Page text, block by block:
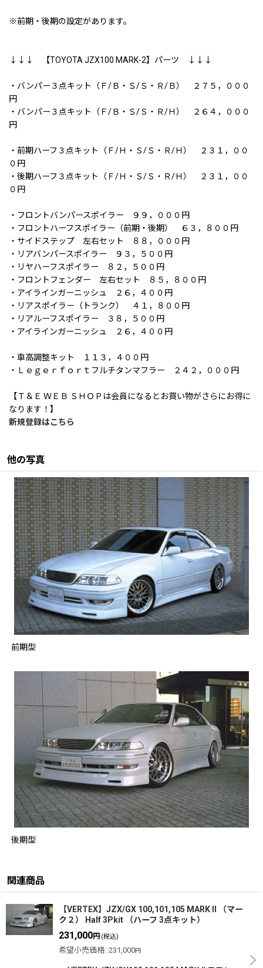
※前期・後期の設定があります。
↓↓↓ 【TOYOTA JZX100 MARK-2】パーツ ↓↓↓
・バンパー３点キット（Ｆ/Ｂ・Ｓ/Ｓ・Ｒ/Ｂ） ２７５，０００
円
・バンパー３点キット（Ｆ/Ｂ・Ｓ/Ｓ・Ｒ/Ｈ） ２６４，０００
円
・前期ハーフ３点キット（Ｆ/Ｈ・Ｓ/Ｓ・Ｒ/Ｈ） ２３１，００
０円
・後期ハーフ３点キット（Ｆ/Ｈ・Ｓ/Ｓ・Ｒ/Ｈ） ２３１，００
０円
・フロントバンパースポイラー ９９，０００円
・フロントハーフスポイラー（前期・後期） ６３，８００円
・サイドステップ 左右セット ８８，０００円
・リアバンパースポイラー ９３，５００円
・リヤハーフスポイラー ８２，５００円
・フロントフェンダー 左右セット ８５，８００円
・アイラインガーニッシュ ２６，４００円
・リアスポイラー（トランク） ４１，８００円
・リアルーフスポイラー ３８，５００円
・アイラインガーニッシュ ２６，４００円
・車高調整キット １１３，４００円
・Ｌｅｇｅｒｆｏｒｔフルチタンマフラー ２４２，０００円
【Ｔ＆Ｅ ＷＥＢ ＳＨＯＰは会員になるとお買い物がさらにお得に
なります！】
新規登録はこちら
他の写真
前期型
後期型
関連商品
【VERTEX】JZX/GX 100,101,105 MARK II （マー
ク２） Half 3Pkit （ハーフ 3点キット）
231,000円 (税込)
希望小売価格: 231,000円